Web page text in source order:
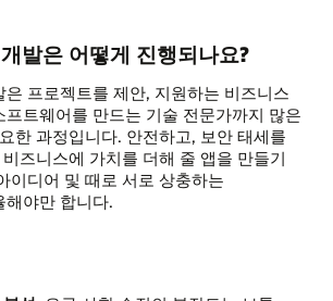
발은 어떻게 진행되나요?
프로젝트를 제안, 지원하는 비즈니스
프트웨어를 만드는 기술 전문가까지 많은
한 과정입니다. 안전하고, 보안 태세를
즈니스에 가치를 더해 줄 앱을 만들기
이디어 및 때로 서로 상충하는
해야만 합니다.